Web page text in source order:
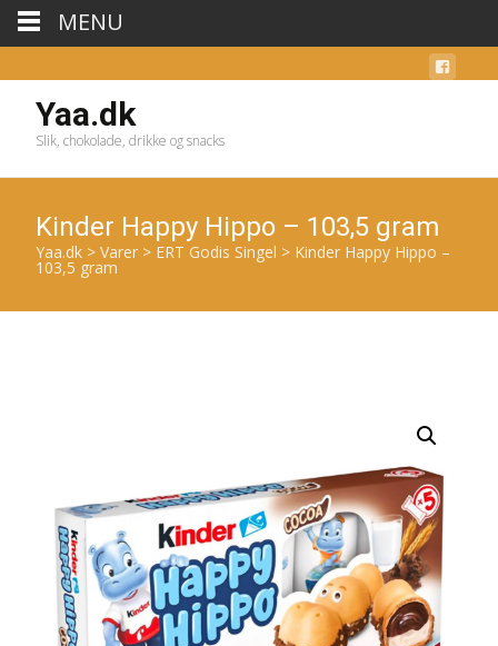
Yaa.dk
Slik, chokolade, drikke og snacks
Kinder Happy Hippo – 103,5 gram
Yaa.dk > Varer > ERT Godis Singel > Kinder Happy Hippo –
103,5 gram
MENU